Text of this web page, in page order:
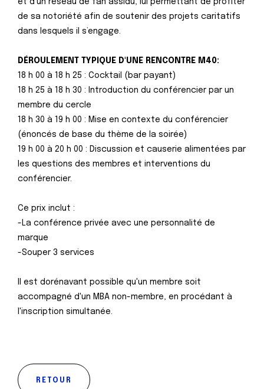
et d’un réseau de fan assidu, lui permettant de profiter
de sa notoriété afin de soutenir des projets caritatifs
dans lesquels il s’engage.
DÉROULEMENT TYPIQUE D'UNE RENCONTRE M40:
18 h 00 à 18 h 25 : Cocktail (bar payant)
18 h 25 à 18 h 30 : Introduction du conférencier par un
membre du cercle
18 h 30 à 19 h 00 : Mise en contexte du conférencier
(énoncés de base du thème de la soirée)
19 h 00 à 20 h 00 : Discussion et causerie alimentées par
les questions des membres et interventions du
conférencier.
Ce prix inclut :
-La conférence privée avec une personnalité de
marque
-Souper 3 services
Il est dorénavant possible qu'un membre soit
accompagné d'un MBA non-membre, en procédant à
l'inscription simultanée.
RETOUR